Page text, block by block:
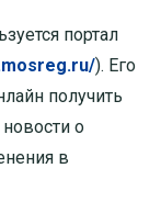
портал
). Его
получить
о
в